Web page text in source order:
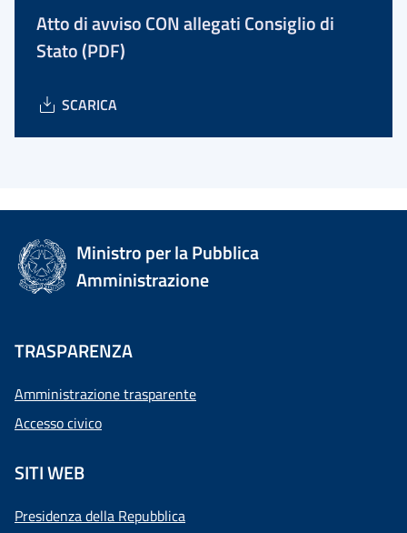
Atto di avviso CON allegati Consiglio di
Stato (PDF)
SCARICA
Ministro per la Pubblica
Amministrazione
TRASPARENZA
Amministrazione trasparente
Accesso civico
SITI WEB
Presidenza della Repubblica